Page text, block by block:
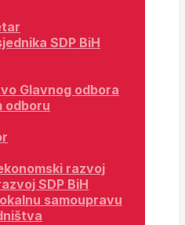
SDP BiH
Glavnog odbora
odboru
razvoj
SDP BiH
samoupravu